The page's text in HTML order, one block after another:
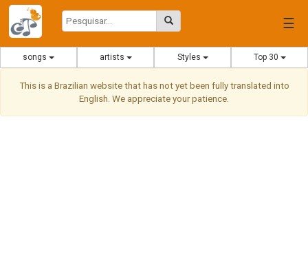
☰
songs artists Styles Top 30
This is a Brazilian website that has not yet been fully translated into
English. We appreciate your patience.